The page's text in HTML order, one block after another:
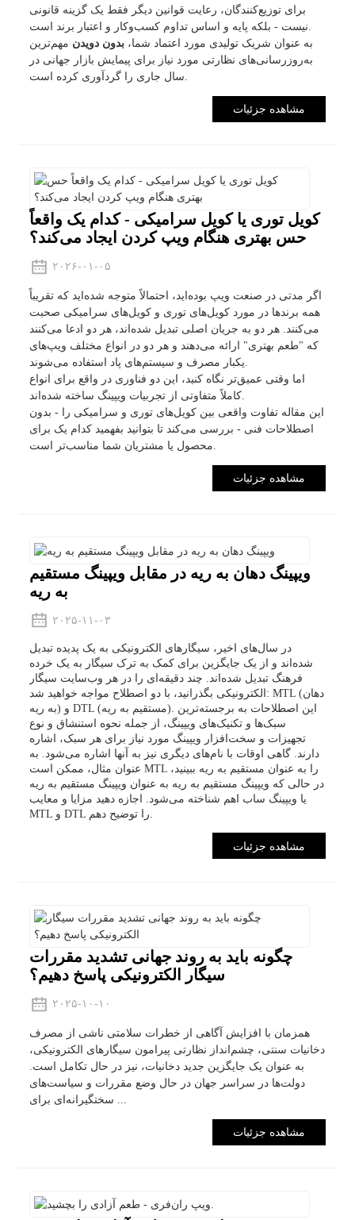
برای توزیع‌کنندگان، رعایت قوانین دیگر فقط یک گزینه قانونی
به عنوان شریک تولیدی مورد اعتماد شما،بدون دویدن مهم‌ترین
به‌روزرسانی‌های نظارتی مورد نیاز برای پیمایش بازار جهانی در
مشاهده جزئیات
کویل توری یا کویل سرامیکی - کدام یک واقعاً
حس بهتری هنگام ویپ کردن ایجاد می‌کند؟
۲۰۲۶-۰۱-۰۵
اگر مدتی در صنعت ویپ بوده‌اید، احتمالاً متوجه شده‌اید که تقریباً
همه برندها در مورد کویل‌های توری و کویل‌های سرامیکی صحبت
می‌کنند. هر دو به جریان اصلی تبدیل شده‌اند، هر دو ادعا می‌کنند
که "طعم بهتری" ارائه می‌دهند و هر دو در انواع مختلف ویپ‌های
اما وقتی عمیق‌تر نگاه کنید، این دو فناوری در واقع برای انواع
کاملاً متفاوتی از تجربیات ویپینگ ساخته شده‌اند.
این مقاله تفاوت واقعی بین کویل‌های توری و سرامیکی را - بدون
اصطلاحات فنی - بررسی می‌کند تا بتوانید بفهمید کدام یک برای
مشاهده جزئیات
ویپینگ دهان به ریه در مقابل ویپینگ مستقیم
به ریه
۲۰۲۵-۱۱-۰۳
در سال‌های اخیر، سیگارهای الکترونیکی به یک پدیده تبدیل
شده‌اند و از یک جایگزین برای کمک به ترک سیگار به یک خرده
فرهنگ تبدیل شده‌اند. چند دقیقه‌ای را در هر وب‌سایت سیگار
الکترونیکی بگذرانید، با دو اصطلاح مواجه خواهید شد: MTL (دهان
به ریه) و DTL (مستقیم به ریه). این اصطلاحات به برجسته‌ترین
سبک‌ها و تکنیک‌های ویپینگ، از جمله نحوه استنشاق و نوع
تجهیزات و سخت‌افزار ویپینگ مورد نیاز برای هر سبک، اشاره
دارند. گاهی اوقات با نام‌های دیگری نیز به آنها اشاره می‌شود. به
عنوان مثال، ممکن است MTL را به عنوان مستقیم به ریه ببینید،
در حالی که ویپینگ مستقیم به ریه به عنوان ویپینگ مستقیم به ریه
یا ویپینگ ساب اهم شناخته می‌شود. اجازه دهید مزایا و معایب
MTL و DTL را توضیح دهم.
مشاهده جزئیات
چگونه باید به روند جهانی تشدید مقررات
سیگار الکترونیکی پاسخ دهیم؟
۲۰۲۵-۱۰-۱۰
همزمان با افزایش آگاهی از خطرات سلامتی ناشی از مصرف
دخانیات سنتی، چشم‌انداز نظارتی پیرامون سیگارهای الکترونیکی،
به عنوان یک جایگزین جدید دخانیات، نیز در حال تکامل است.
دولت‌ها در سراسر جهان در حال وضع مقررات و سیاست‌های
مشاهده جزئیات